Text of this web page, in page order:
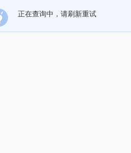
正在查询中，请刷新重试